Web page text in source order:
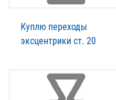
Куплю переходы
эксцентрики ст. 20